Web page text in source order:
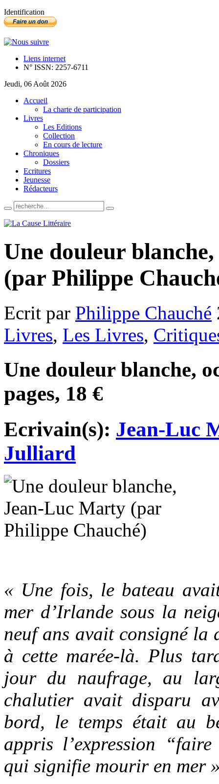
Identification
Liens internet
N° ISSN: 2257-6711
Jeudi, 06 Août 2026
Accueil
La charte de participation
Livres
Les Editions
Collection
En cours de lecture
Chroniques
Dossiers
Ecritures
Jeunesse
Rédacteurs
Une douleur
(par Philippe
Ecrit par Philippe Chauché
Livres, Les Livres,
Une douleur blanche,
pages, 18 €
Ecrivain(s): Jean-Luc
Julliard
« Une fois, le bateau
mer d’Irlande sous la
neuf ans avait consigné la
à cette marée-là. Plus
jour du naufrage, au
chalutier avait disparu
bord, le temps était au
appris l’expression
qui signifie mourir en mer